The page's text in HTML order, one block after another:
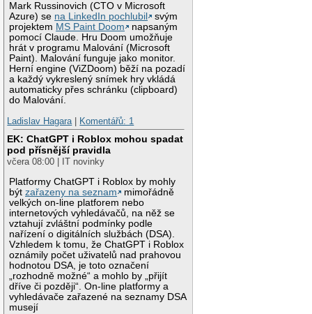
Mark Russinovich (CTO v Microsoft
Azure) se na LinkedIn pochlubil
svým
projektem MS Paint Doom
napsaným
pomocí Claude. Hru Doom umožňuje
hrát v programu Malování (Microsoft
Paint). Malování funguje jako monitor.
Herní engine (ViZDoom) běží na pozadí
a každý vykreslený snímek hry vkládá
automaticky přes schránku (clipboard)
do Malování.
Ladislav Hagara
Komentářů: 1
EK: ChatGPT i Roblox mohou spadat
pod přísnější pravidla
včera 08:00 | IT novinky
Platformy ChatGPT i Roblox by mohly
býtzařazeny na seznam
mimořádně
velkých on-line platforem nebo
internetových vyhledávačů, na něž se
vztahují zvláštní podmínky podle
nařízení o digitálních službách (DSA).
Vzhledem k tomu, že ChatGPT i Roblox
oznámily počet uživatelů nad prahovou
hodnotou DSA, je toto označení
„rozhodně možné“ a mohlo by „přijít
dříve či později“. On-line platformy a
vyhledávače zařazené na seznamy DSA
musejí